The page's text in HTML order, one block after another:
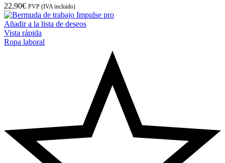
22,90€ PVP (IVA incluido)
Añadir a la lista de deseos
Vista rápida
Ropa laboral